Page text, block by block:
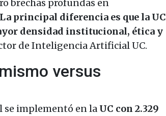
brechas profundas en
La principal diferencia es que la UC
densidad institucional, ética y
de Inteligencia Artificial UC.
versus
se implementó en la UC con 2.329